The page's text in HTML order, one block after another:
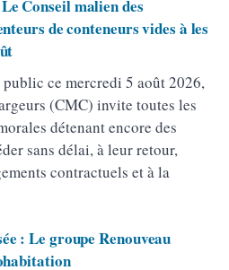
Conseil malien des
de conteneurs vides à les
ce mercredi 5 août 2026,
(CMC) invite toutes les
détenant encore des
sans délai, à leur retour,
contractuels et à la
: Le groupe Renouveau